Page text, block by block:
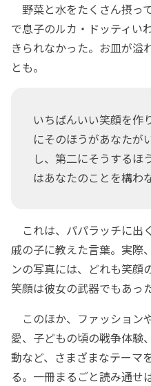
野菜と水をたくさん摂っ
で息子のルカ・ドッティい
きられなかった。お皿が溢
とも。
いちばんいい笑顔を作
にそのほうがあなたが
し、第二にそうするほ
はあなたのことを構わ
これは、パパラッチに出
戚の子に教えた言葉。実際
ンの写真には、どれも笑顔
笑顔は彼女の武器でもあっ
このほか、ファッション
愛、子どもの頃の戦争体験
動など、さまざまなテーマ
る。一冊まるごと読み通せ